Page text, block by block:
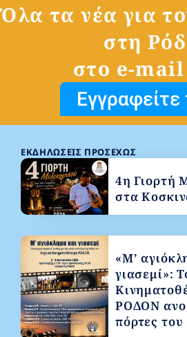
Όλα τα νέα για
στη
στο e-
ΕΚΔΗΛΏΣΕΙΣ ΠΡΟΣΕΧΏΣ
4η Γιορτή
στα
«Μ’
γιασεμί»:
ΡΟΔΟΝ
πόρτες του